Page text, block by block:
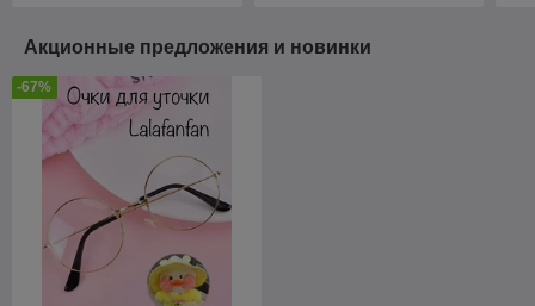
Акционные предложения и новинки
-67%